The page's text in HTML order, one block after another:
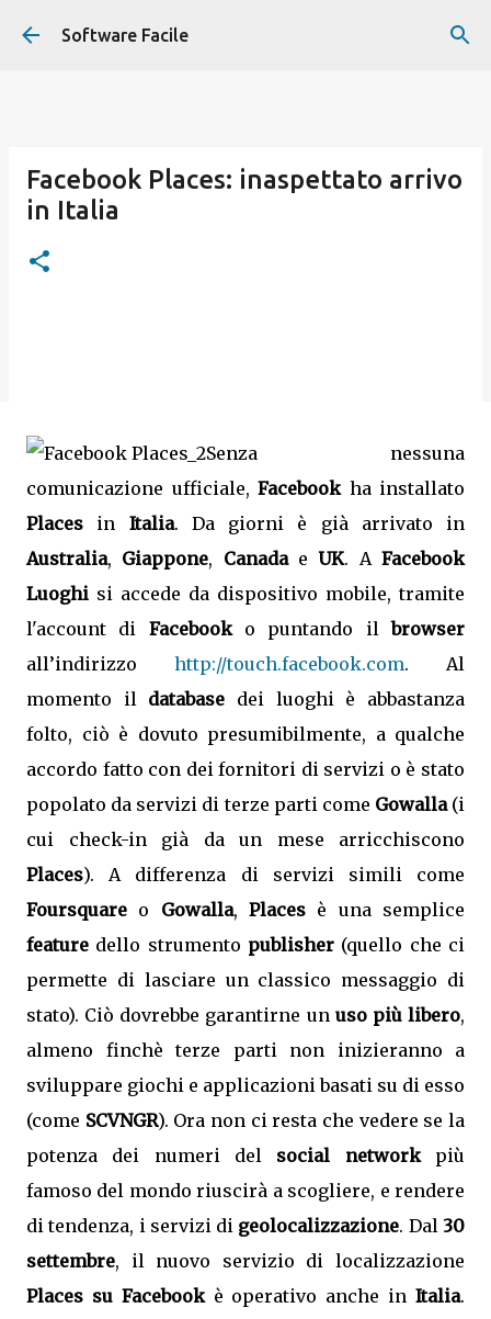
Passa ai contenuti principali
Software Facile
Facebook Places: inaspettato arrivo
in Italia
Senza nessuna
comunicazione ufficiale, Facebookha installato
Places in Italia. Da giorni è già arrivato in
Australia, Giappone, CanadaeUK. AFacebook
Luoghi si accede da dispositivo mobile, tramite
l'account di Facebooko puntando ilbrowser
all’indirizzo http://touch.facebook.com. Al
momento il database dei luoghi è abbastanza
folto, ciò è dovuto presumibilmente, a qualche
accordo fatto con dei fornitori di servizi o è stato
popolato da servizi di terze parti come Gowalla(i
cui check-in già da un mese arricchiscono
Places). A differenza di servizi simili come
Foursquare o Gowalla,Places è una semplice
feature dello strumento publisher (quello che ci
permette di lasciare un classico messaggio di
stato). Ciò dovrebbe garantirne un uso più libero,
almeno finchè terze parti non inizieranno a
sviluppare giochi e applicazioni basati su di esso
(come SCVNGR). Ora non ci resta che vedere se la
potenza dei numeri del social networkpiù
famoso del mondo riuscirà a scogliere, e rendere
di tendenza, i servizi di geolocalizzazione. Dal 30
settembre, il nuovo servizio di localizzazione
Places su Facebookè operativo anche inItalia.